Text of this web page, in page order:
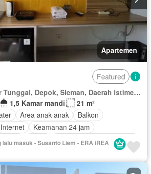
Apartemen
Featured
Kledokan, Catur Tunggal, Depok, Sleman, Daerah Istimewa Yogyakarta
1,5 Kamar mandi
21 m²
Area anak-anak
Balkon
Internet
Keamanan 24 jam
Listrik
Pemandangan panorama
lalu masuk - Susanto Liem - ERA iREA